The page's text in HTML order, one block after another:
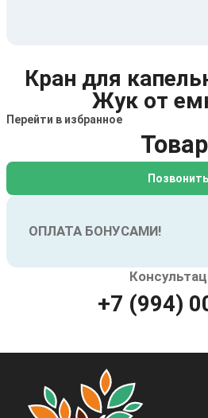
Кран для
Жук от
Перейти в избранное
Позвонить
ОПЛАТА БОНУСАМИ!
+7 (994)